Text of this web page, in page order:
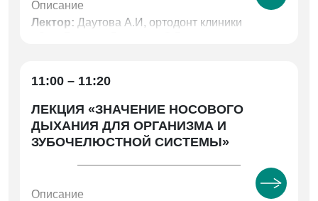
Описание
Лектор: Даутова А.И, ортодонт клиники
11:00 – 11:20
ЛЕКЦИЯ «ЗНАЧЕНИЕ НОСОВОГО
ДЫХАНИЯ ДЛЯ ОРГАНИЗМА И
ЗУБОЧЕЛЮСТНОЙ СИСТЕМЫ»
Описание